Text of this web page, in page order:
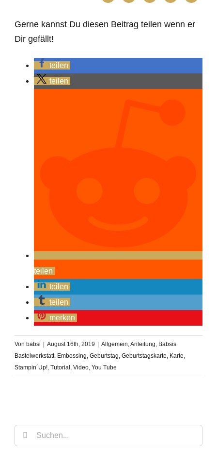
Gerne kannst Du diesen Beitrag teilen wenn er
Dir gefällt!
teilen
teilen
teilen
teilen
teilen
merken
Von babsi | August 16th, 2019 | Allgemein Anleitung Babsis
Bastelwerkstatt, Embossing Geburtstag Geburtstagskarte Karte
Stampin´Up! Tutorial Video You Tube
Suche
nach: